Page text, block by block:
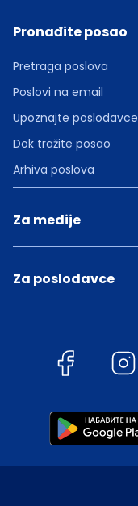
Pronađite posao
Pretraga poslova
Poslovi na email
Upoznajte poslodavce
Dok tražite posao
Arhiva poslova
Za medije
Za poslodavce